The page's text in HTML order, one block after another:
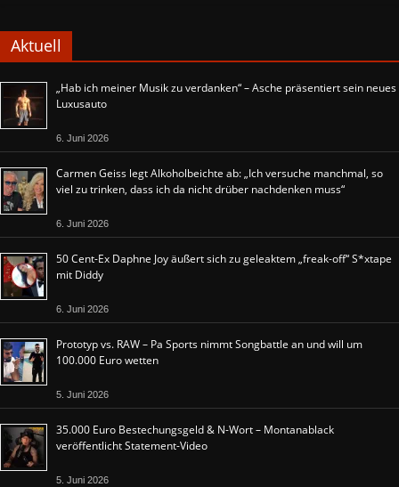
Aktuell
„Hab ich meiner Musik zu verdanken“ – Asche präsentiert sein neues
Luxusauto
6. Juni 2026
Carmen Geiss legt Alkoholbeichte ab: „Ich versuche manchmal, so
viel zu trinken, dass ich da nicht drüber nachdenken muss“
6. Juni 2026
50 Cent-Ex Daphne Joy äußert sich zu geleaktem „freak-off“ S*xtape
mit Diddy
6. Juni 2026
Prototyp vs. RAW – Pa Sports nimmt Songbattle an und will um
100.000 Euro wetten
5. Juni 2026
35.000 Euro Bestechungsgeld & N-Wort – Montanablack
veröffentlicht Statement-Video
5. Juni 2026